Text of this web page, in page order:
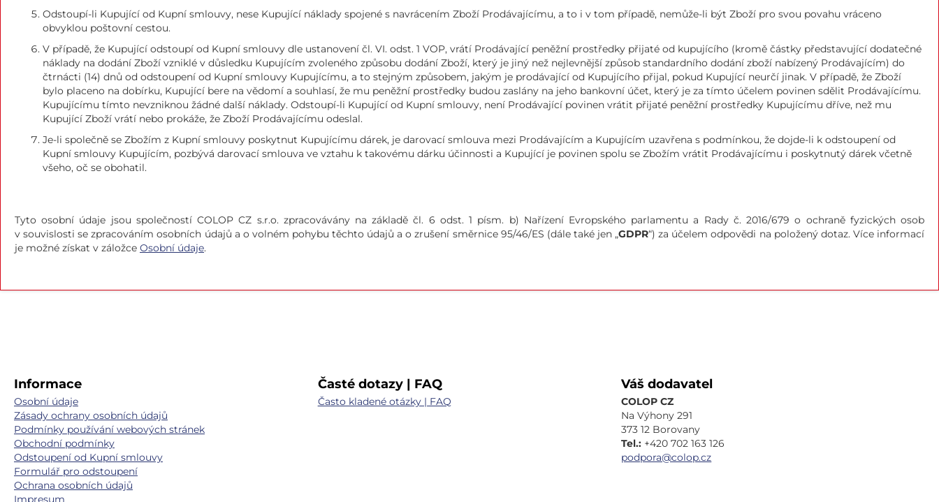
Odstoupí-li Kupující od Kupní smlouvy, nese Kupující náklady spojené s navrácením Zboží Prodávajícímu, a to i v tom případě, nemůže-li být Zboží pro svou povahu vráceno
obvyklou poštovní cestou.
V případě, že Kupující odstoupí od Kupní smlouvy dle ustanovení čl. VI. odst. 1 VOP, vrátí Prodávající peněžní prostředky přijaté od kupujícího (kromě částky představující dodatečné
náklady na dodání Zboží vzniklé v důsledku Kupujícím zvoleného způsobu dodání Zboží, který je jiný než nejlevnější způsob standardního dodání zboží nabízený Prodávajícím) do
čtrnácti (14) dnů od odstoupení od Kupní smlouvy Kupujícímu, a to stejným způsobem, jakým je prodávající od Kupujícího přijal, pokud Kupující neurčí jinak. V případě, že Zboží
bylo placeno na dobírku, Kupující bere na vědomí a souhlasí, že mu peněžní prostředky budou zaslány na jeho bankovní účet, který je za tímto účelem povinen sdělit Prodávajícímu.
Kupujícímu tímto nevzniknou žádné další náklady. Odstoupí-li Kupující od Kupní smlouvy, není Prodávající povinen vrátit přijaté peněžní prostředky Kupujícímu dříve, než mu
Kupující Zboží vrátí nebo prokáže, že Zboží Prodávajícímu odeslal.
Je-li společně se Zbožím z Kupní smlouvy poskytnut Kupujícímu dárek, je darovací smlouva mezi Prodávajícím a Kupujícím uzavřena s podmínkou, že dojde-li k odstoupení od
Kupní smlouvy Kupujícím, pozbývá darovací smlouva ve vztahu k takovému dárku účinnosti a Kupující je povinen spolu se Zbožím vrátit Prodávajícímu i poskytnutý dárek včetně
všeho, oč se obohatil.
Tyto osobní údaje jsou společností COLOP CZ s.r.o. zpracovávány na základě čl. 6 odst. 1 písm. b) Nařízení Evropského parlamentu a Rady č. 2016/679 o ochraně fyzických osob
v souvislosti se zpracováním osobních údajů a o volném pohybu těchto údajů a o zrušení směrnice 95/46/ES (dále také jen „GDPR“) za účelem odpovědi na položený dotaz. Více informací
je možné získat v záložce Osobní údaje.
Informace
Osobní údaje
Zásady ochrany osobních údajů
Podmínky používání webových stránek
Obchodní podmínky
Odstoupení od Kupní smlouvy
Formulář pro odstoupení
Ochrana osobních údajů
Impresum
Časté dotazy | FAQ
Často kladené otázky | FAQ
Váš dodavatel
COLOP CZ
Na Výhony 291
373 12 Borovany
Tel.: +420 702 163 126
podpora@colop.cz